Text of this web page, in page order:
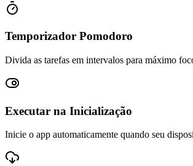
Temporizador Pomodoro
Divida as tarefas em intervalos para máximo
Executar na Inicialização
Inicie o app automaticamente quando seu